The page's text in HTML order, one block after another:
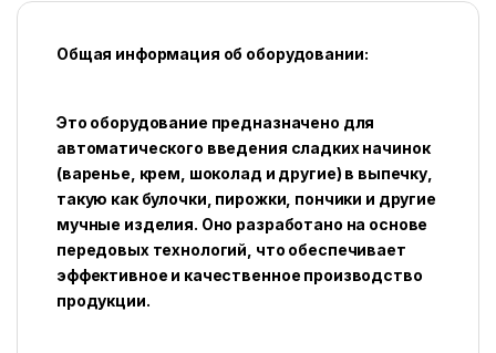
Общая информация об оборудовании:
Это оборудование предназначено для
автоматического введения сладких начинок
(варенье, крем, шоколад и другие) в выпечку,
такую как булочки, пирожки, пончики и другие
мучные изделия. Оно разработано на основе
передовых технологий, что обеспечивает
эффективное и качественное производство
продукции.